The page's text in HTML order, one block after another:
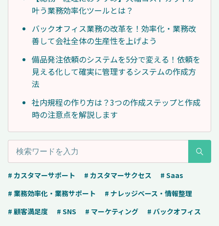
叶う業務効率化ツールとは？
バックオフィス業務の改革を！効率化・業務改
善して会社全体の生産性を上げよう
備品発注依頼のシステムを5分で変える！依頼を
見える化して確実に管理するシステムの作成方
法
社内規程の作り方は？3つの作成ステップと作成
時の注意点を解説します
# カスタマーサポート # カスタマーサクセス
# Saas
# 業務効率化・業務サポート
# ナレッジベース・情報整理
# 顧客満足度
# SNS # マーケティング
# バックオフィス